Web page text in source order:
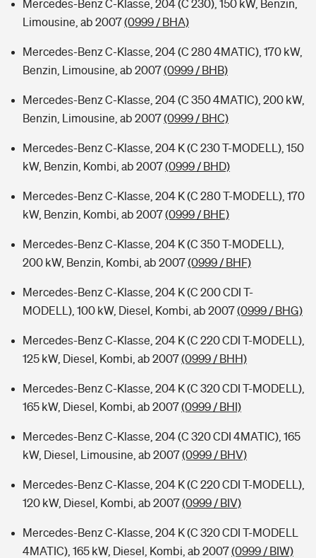
Mercedes-Benz C-Klasse, 204 (C 230), 150 kW, Benzin,
Limousine, ab 2007(0999 / BHA)
Mercedes-Benz C-Klasse, 204 (C 280 4MATIC), 170 kW,
Benzin, Limousine, ab 2007(0999 / BHB)
Mercedes-Benz C-Klasse, 204 (C 350 4MATIC), 200 kW,
Benzin, Limousine, ab 2007(0999 / BHC)
Mercedes-Benz C-Klasse, 204 K (C 230 T-MODELL), 150
kW, Benzin, Kombi, ab 2007(0999 / BHD)
Mercedes-Benz C-Klasse, 204 K (C 280 T-MODELL), 170
kW, Benzin, Kombi, ab 2007(0999 / BHE)
Mercedes-Benz C-Klasse, 204 K (C 350 T-MODELL),
200 kW, Benzin, Kombi, ab 2007(0999 / BHF)
Mercedes-Benz C-Klasse, 204 K (C 200 CDI T-
MODELL), 100 kW, Diesel, Kombi, ab 2007(0999 / BHG)
Mercedes-Benz C-Klasse, 204 K (C 220 CDI T-MODELL),
125 kW, Diesel, Kombi, ab 2007(0999 / BHH)
Mercedes-Benz C-Klasse, 204 K (C 320 CDI T-MODELL),
165 kW, Diesel, Kombi, ab 2007(0999 / BHI)
Mercedes-Benz C-Klasse, 204 (C 320 CDI 4MATIC), 165
kW, Diesel, Limousine, ab 2007(0999 / BHV)
Mercedes-Benz C-Klasse, 204 K (C 220 CDI T-MODELL),
120 kW, Diesel, Kombi, ab 2007(0999 / BIV)
Mercedes-Benz C-Klasse, 204 K (C 320 CDI T-MODELL
4MATIC), 165 kW, Diesel, Kombi, ab 2007(0999 / BIW)